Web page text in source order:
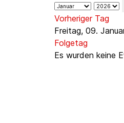
Vorheriger Tag
Freitag, 09.
Folgetag
Es wurden keine